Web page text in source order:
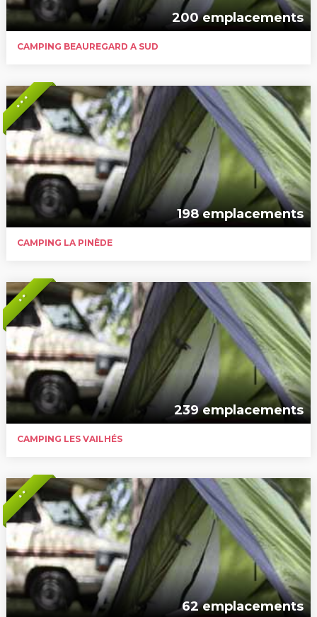
200 emplacements
CAMPING BEAUREGARD A SUD
* * *
198 emplacements
CAMPING LA PINÈDE
* *
239 emplacements
CAMPING LES VAILHÉS
* *
62 emplacements